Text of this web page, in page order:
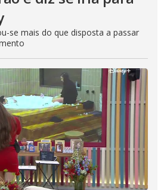
se mais do que disposta a passar